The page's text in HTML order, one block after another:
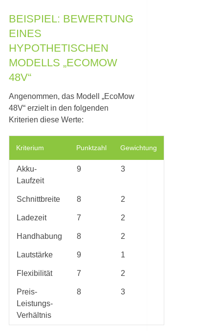
BEISPIEL: BEWERTUNG
EINES
HYPOTHETISCHEN
MODELLS „ECOMOW
48V“
Angenommen, das Modell „EcoMow
48V“ erzielt in den folgenden
Kriterien diese Werte:
Kriterium Punktzahl Gewichtung
Akku-
Laufzeit
9 3
Schnittbreite 8 2
Ladezeit 7 2
Handhabung 8 2
Lautstärke 9 1
Flexibilität 7 2
Preis-
Leistungs-
Verhältnis
8 3